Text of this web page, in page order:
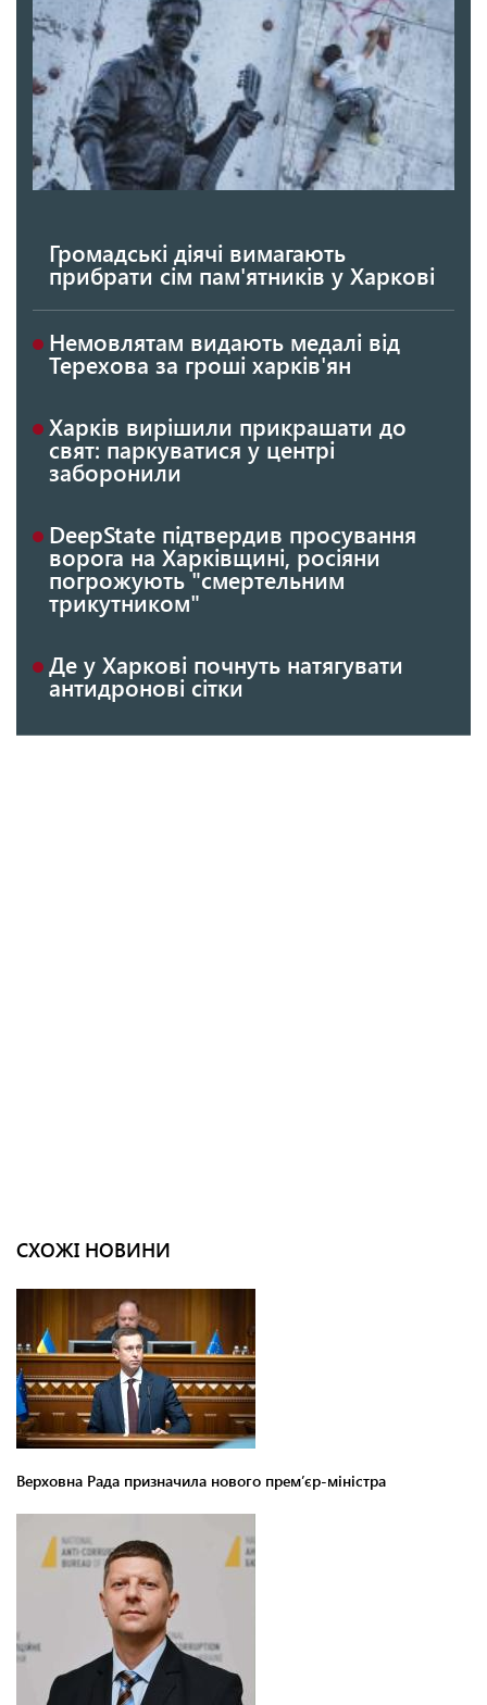
Громадські діячі вимагають
прибрати сім пам'ятників у Харкові
Немовлятам видають медалі від
Терехова за гроші харків'ян
Харків вирішили прикрашати до
свят: паркуватися у центрі
заборонили
DeepState підтвердив просування
ворога на Харківщині, росіяни
погрожують "смертельним
трикутником"
Де у Харкові почнуть натягувати
антидронові сітки
СХОЖІ НОВИНИ
Верховна Рада призначила нового прем’єр-міністра